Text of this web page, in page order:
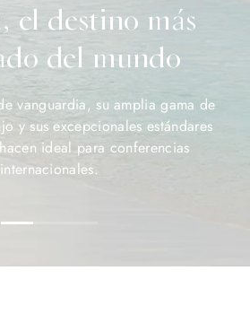
el destino más
del mundo
vanguardia, su amplia gama de
y sus excepcionales estándares
ideal para conferencias
internacionales.